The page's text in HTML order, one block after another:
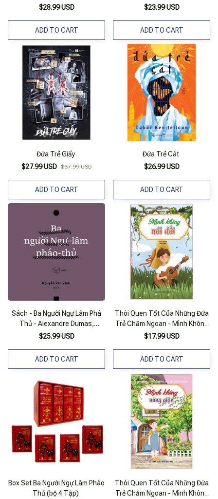
$28.99 USD
ADD TO CART
$23.99 USD
ADD TO CART
Đứa Trẻ Giấy
$27.99 USD $37.99 USD
ADD TO CART
Đứa Trẻ Cát
$26.99 USD
ADD TO CART
Sách - Ba Người Ngự Lâm Phá
Thủ - Alexandre Dumas,
Nguyễn Văn Vĩnh Dịch
$25.99 USD
ADD TO CART
Thói Quen Tốt Của Những Đứa
Trẻ Chăm Ngoan - Mình Không
Nói Dối
$17.99 USD
ADD TO CART
Box Set Ba Người Ngự Lâm Pháo
Thủ (bộ 4 Tập)
Thói Quen Tốt Của Những Đứa
Trẻ Chăm Ngoan - Mình Không